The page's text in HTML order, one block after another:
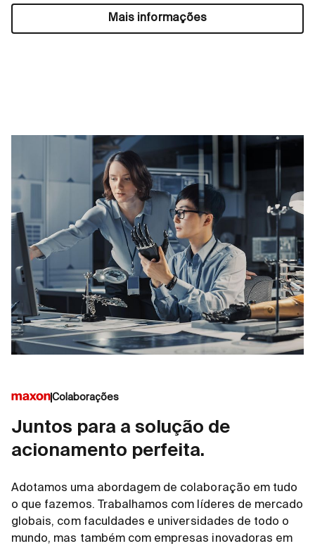
Mais informações
Colaborações
Juntos para a solução de
acionamento perfeita.
Adotamos uma abordagem de colaboração em tudo
o que fazemos. Trabalhamos com líderes de mercado
globais, com faculdades e universidades de todo o
mundo, mas também com empresas inovadoras em